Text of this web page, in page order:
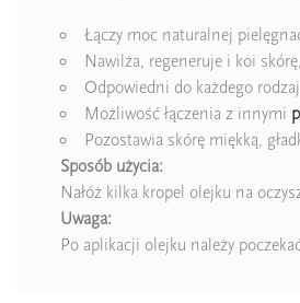
Łączy moc naturalnej
Nawilża, regeneruje i koi
Odpowiedni do każdego
Możliwość łączenia z innymi
Pozostawia skórę miękką,
Sposób użycia:
Nałóż kilka kropel olejku na
Uwaga:
Po aplikacji olejku należy